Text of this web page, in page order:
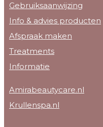
Gebruiksaanwijzing
Info & advies producten
Afspraak maken
Treatments
Informatie
Amirabeautycare.nl
Krullenspa.nl